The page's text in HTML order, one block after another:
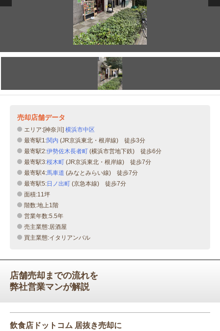
売却店舗データ
エリア:[神奈川] 横浜市中区
最寄駅1:関内 (JR京浜東北・根岸線) 徒歩3分
最寄駅2:伊勢佐木長者町 (横浜市営地下鉄) 徒歩6分
最寄駅3:桜木町 (JR京浜東北・根岸線) 徒歩7分
最寄駅4:馬車道 (みなとみらい線) 徒歩7分
最寄駅5:日ノ出町 (京急本線) 徒歩7分
面積:11坪
階数:地上1階
営業年数:5.5年
売主業態:居酒屋
買主業態:イタリアンバル
店舗売却までの流れを
弊社営業マンが解説
飲食店ドットコム 居抜き売却に